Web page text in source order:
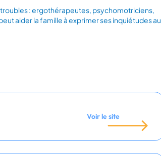
troubles : ergothérapeutes, psychomotriciens,
aider la famille à exprimer ses inquiétudes au
Voir le site